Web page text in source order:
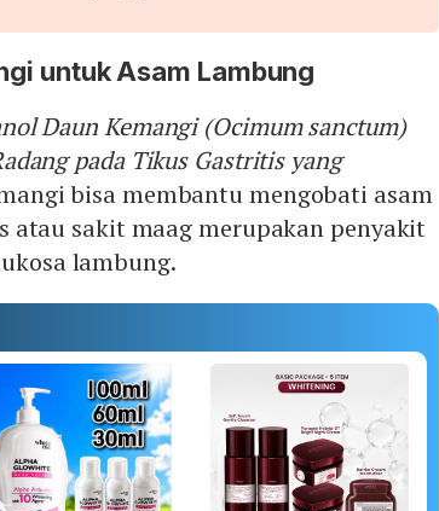
untuk Asam Lambung
Daun Kemangi (Ocimum sanctum)
pada Tikus Gastritis yang
bisa membantu mengobati asam
atau sakit maag merupakan penyakit
lambung.